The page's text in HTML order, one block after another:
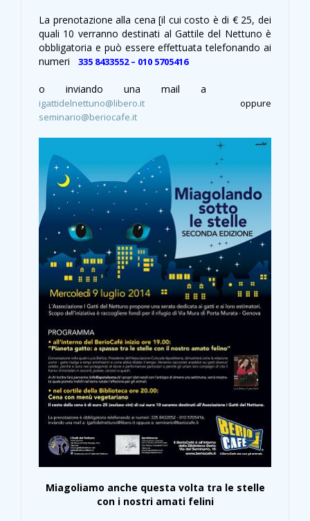
La prenotazione alla cena [il cui costo è di € 25, dei
quali 10 verranno destinati al Gattile del Nettuno è
obbligatoria e può essere effettuata telefonando ai
numeri 335 8433552 – 010 5705416
o inviando una mail a
igattidelnettuno@libero.it oppure
seminario@beriocafe.it
Miagoliamo anche questa volta tra le stelle
con i nostri amati felini